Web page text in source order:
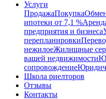
Услуги
ПродажаПокупка
ипотеки от 7,1 %
предприятия и бизнеса
перепланировки
нежилоеЖилищные
вашей недвижимости
сопровождение
Школа риелторов
Отзывы
Контакты